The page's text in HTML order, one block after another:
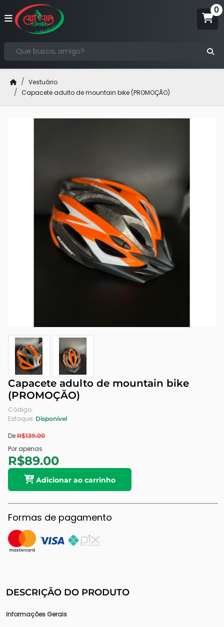
Vestuário
Capacete adulto de mountain bike (PROMOÇÃO)
Capacete adulto de mountain bike
(PROMOÇÃO)
Código:
Estoque: Disponível
De R$139.00
Por apenas
R$89.00
Adicionar ao carrinho
Formas de pagamento
DESCRIÇÃO DO PRODUTO
Informações Gerais